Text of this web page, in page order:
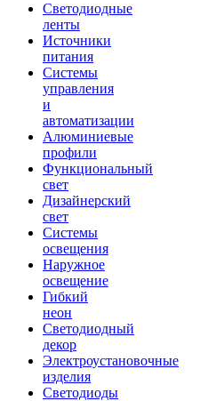
Светодиодные
ленты
Источники
питания
Системы
управления
и
автоматизации
Алюминиевые
профили
Функциональный
свет
Дизайнерский
свет
Системы
освещения
Наружное
освещение
Гибкий
неон
Светодиодный
декор
Электроустановочные
изделия
Светодиоды